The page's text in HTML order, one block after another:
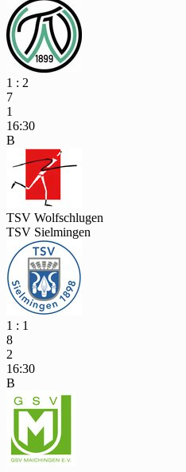
1 : 2
7
1
16:30
B
TSV Wolfschlugen
TSV Sielmingen
1 : 1
8
2
16:30
B